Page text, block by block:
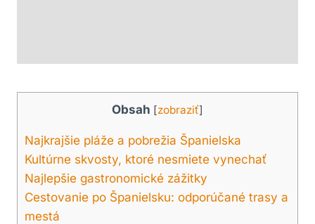
Obsah [zobraziť]
Najkrajšie pláže a pobrežia Španielska
Kultúrne skvosty, ktoré nesmiete vynechať
Najlepšie gastronomické zážitky
Cestovanie po Španielsku: odporúčané trasy a
mestá